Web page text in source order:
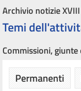
Archivio notizie
Temi
Commissioni,
Permanenti